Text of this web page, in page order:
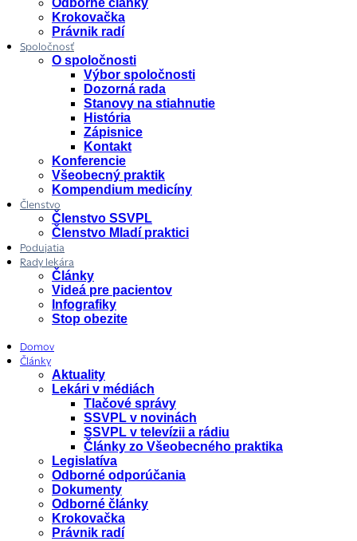
Odborné články
Krokovačka
Právnik radí
Spoločnosť
O spoločnosti
Výbor spoločnosti
Dozorná rada
Stanovy na stiahnutie
História
Zápisnice
Kontakt
Konferencie
Všeobecný praktik
Kompendium medicíny
Členstvo
Členstvo SSVPL
Členstvo Mladí praktici
Podujatia
Rady lekára
Články
Videá pre pacientov
Infografiky
Stop obezite
Domov
Články
Aktuality
Lekári v médiách
Tlačové správy
SSVPL v novinách
SSVPL v televízii a rádiu
Články zo Všeobecného praktika
Legislatíva
Odborné odporúčania
Dokumenty
Odborné články
Krokovačka
Právnik radí